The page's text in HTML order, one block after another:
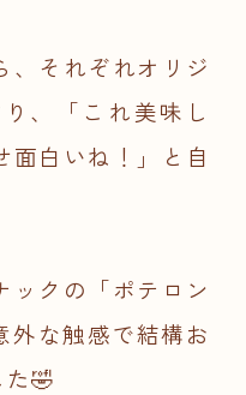
、それぞれオリジ
、「これ美味し
面白いね！」と自
ックの「ポテロン
外な触感で結構お
🤣